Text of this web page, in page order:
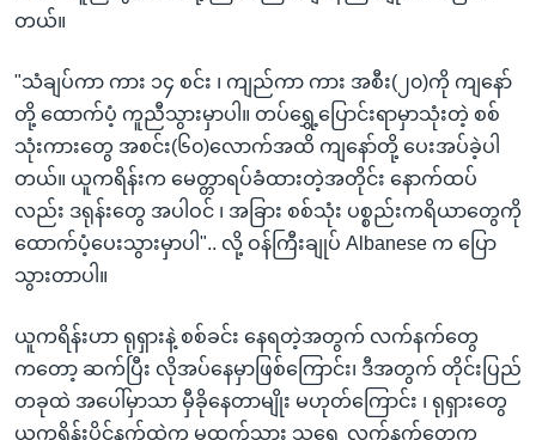
တယ်။
"သံချပ်ကာ ကား ၁၄ စင်း ၊ ကျည်ကာ ကား အစီး(၂၀)ကို ကျနော်
တို့ ထောက်ပံ့ ကူညီသွားမှာပါ။ တပ်ရွှေ့ပြောင်းရာမှာသုံးတဲ့ စစ်
သုံးကားတွေ အစင်း(၆၀)လောက်အထိ ကျနော်တို့ ပေးအပ်ခဲ့ပါ
တယ်။ ယူကရိန်းက မေတ္တာရပ်ခံထားတဲ့အတိုင်း နောက်ထပ်
လည်း ဒရုန်းတွေ အပါဝင် ၊ အခြား စစ်သုံး ပစ္စည်းကရိယာတွေကို
ထောက်ပံ့ပေးသွားမှာပါ".. လို့ ဝန်ကြီးချုပ် Albanese က ပြော
သွားတာပါ။
ယူကရိန်းဟာ ရုရှားနဲ့ စစ်ခင်း နေရတဲ့အတွက် လက်နက်တွေ
ကတော့ ဆက်ပြီး လိုအပ်နေမှာဖြစ်ကြောင်း၊ ဒီအတွက် တိုင်းပြည်
တခုထဲ အပေါ်မှာသာ မှီခိုနေတာမျိုး မဟုတ်ကြောင်း ၊ ရုရှားတွေ
ယူကရိန်းပိုင်နက်ထဲက မထွက်သွား သရွေ့ လက်နက်တွေက